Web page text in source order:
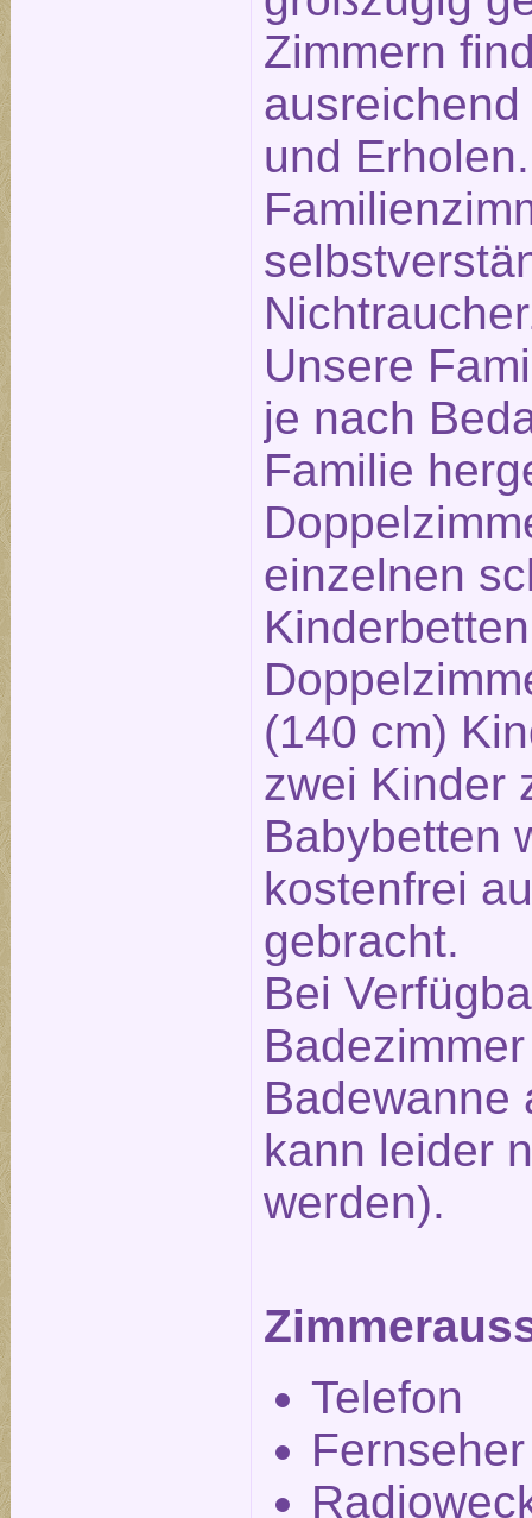
Zimmern
und
Unsere
je nach
Familie
einzelnen
(140 cm)
zwei Kinder
Babybetten
kostenfrei
gebracht.
Bei
Badewanne
kann leider
werden).
Telefon
Fernseher